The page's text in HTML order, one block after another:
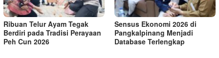
Ribuan Telur Ayam Tegak
Berdiri pada Tradisi Perayaan
Peh Cun 2026
Sensus Ekonomi 2026 di
Pangkalpinang Menjadi
Database Terlengkap